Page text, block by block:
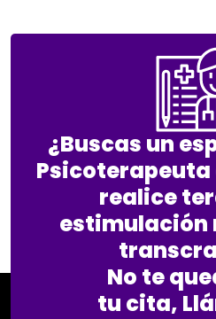
¿Buscas un
Psicoterapeuta
realice
estimulación
No te
tu cita,